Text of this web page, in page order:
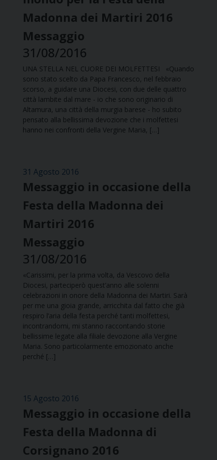
Madonna dei Martiri 2016
Messaggio
31/08/2016
UNA STELLA NEL CUORE DEI MOLFETTESI «Quando
sono stato scelto da Papa Francesco, nel febbraio
scorso, a guidare una Diocesi, con due delle quattro
città lambite dal mare - io che sono originario di
Altamura, una città della murgia barese - ho subito
pensato alla bellissima devozione che i molfettesi
hanno nei confronti della Vergine Maria, […]
31 Agosto 2016
Messaggio in occasione della
Festa della Madonna dei
Martiri 2016
Messaggio
31/08/2016
«Carissimi, per la prima volta, da Vescovo della
Diocesi, parteciperò quest’anno alle solenni
celebrazioni in onore della Madonna dei Martiri. Sarà
per me una gioia grande, arricchita dal fatto che già
respiro l’aria della festa perché tanti molfettesi,
incontrandomi, mi stanno raccontando storie
bellissime legate alla filiale devozione alla Vergine
Maria. Sono particolarmente emozionato anche
perché […]
15 Agosto 2016
Messaggio in occasione della
Festa della Madonna di
Corsignano 2016